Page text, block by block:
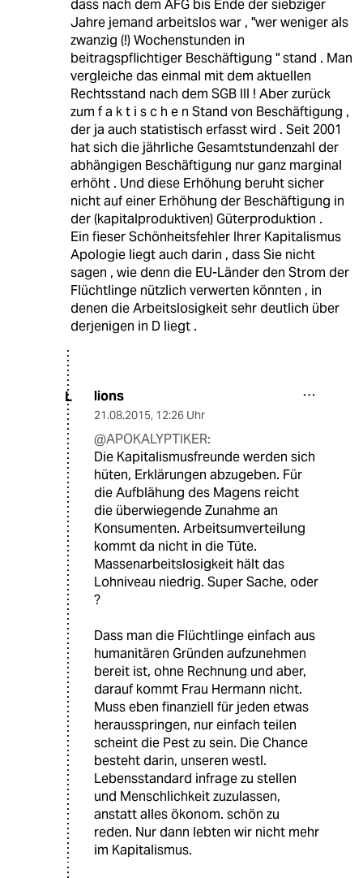
dass nach dem AFG bis Ende der siebziger
Jahre jemand arbeitslos war , "wer weniger als
zwanzig (!) Wochenstunden in
beitragspflichtiger Beschäftigung " stand . Man
vergleiche das einmal mit dem aktuellen
Rechtsstand nach dem SGB III ! Aber zurück
zum f a k t i s c h e n Stand von Beschäftigung ,
der ja auch statistisch erfasst wird . Seit 2001
hat sich die jährliche Gesamtstundenzahl der
abhängigen Beschäftigung nur ganz marginal
erhöht . Und diese Erhöhung beruht sicher
nicht auf einer Erhöhung der Beschäftigung in
der (kapitalproduktiven) Güterproduktion .
Ein fieser Schönheitsfehler Ihrer Kapitalismus
Apologie liegt auch darin , dass Sie nicht
sagen , wie denn die EU-Länder den Strom der
Flüchtlinge nützlich verwerten könnten , in
denen die Arbeitslosigkeit sehr deutlich über
derjenigen in D liegt .
L lions
21.08.2015, 12:26 Uhr
@APOKALYPTIKER:
Die Kapitalismusfreunde werden sich
hüten, Erklärungen abzugeben. Für
die Aufblähung des Magens reicht
die überwiegende Zunahme an
Konsumenten. Arbeitsumverteilung
kommt da nicht in die Tüte.
Massenarbeitslosigkeit hält das
Lohniveau niedrig. Super Sache, oder
?
Dass man die Flüchtlinge einfach aus
humanitären Gründen aufzunehmen
bereit ist, ohne Rechnung und aber,
darauf kommt Frau Hermann nicht.
Muss eben finanziell für jeden etwas
herausspringen, nur einfach teilen
scheint die Pest zu sein. Die Chance
besteht darin, unseren westl.
Lebensstandard infrage zu stellen
und Menschlichkeit zuzulassen,
anstatt alles ökonom. schön zu
reden. Nur dann lebten wir nicht mehr
im Kapitalismus.